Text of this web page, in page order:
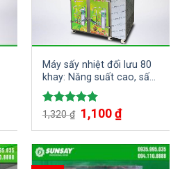
Máy sấy nhiệt đối lưu 80
khay: Năng suất cao, sấy
nhanh, tiết kiệm điện
Được xếp
5.00
5 sao
1,320₫ 1,100₫